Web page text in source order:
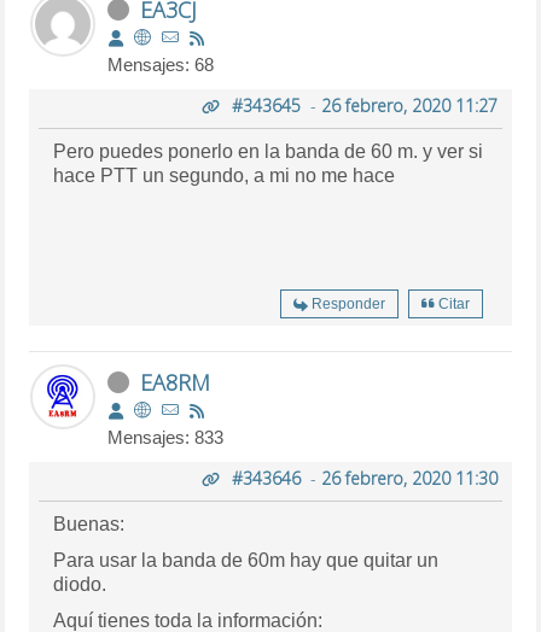
EA3CJ
Mensajes: 68
#343645- 26 febrero, 2020 11:27
Pero puedes ponerlo en la banda de 60 m. y ver si
hace PTT un segundo, a mi no me hace
Responder Citar
EA8RM
Mensajes: 833
#343646- 26 febrero, 2020 11:30
Buenas:
Para usar la banda de 60m hay que quitar un
diodo.
Aquí tienes toda la información: